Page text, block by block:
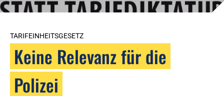
TARIFEINHEITSGESETZ
Keine Relevanz für die
Polizei